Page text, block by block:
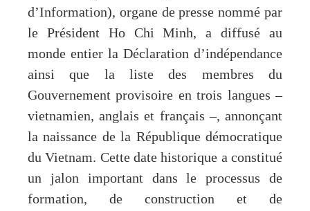
d’Information), organe de presse nommé par
le Président Ho Chi Minh, a diffusé au
monde entier la Déclaration d’indépendance
ainsi que la liste des membres du
Gouvernement provisoire en trois langues –
vietnamien, anglais et français –, annonçant
la naissance de la République démocratique
du Vietnam. Cette date historique a constitué
un jalon important dans le processus de
formation, de construction et de